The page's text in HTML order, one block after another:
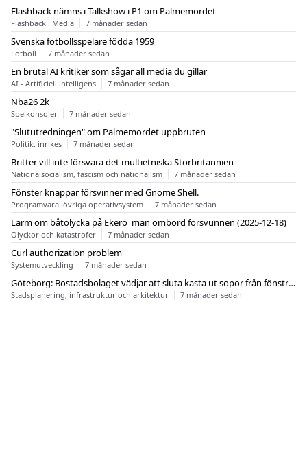
Flashback nämns i Talkshow i P1 om Palmemordet
Flashback i Media 7 månader sedan
Svenska fotbollsspelare födda 1959
Fotboll 7 månader sedan
En brutal AI kritiker som sågar all media du gillar
AI - Artificiell intelligens 7 månader sedan
Nba26 2k
Spelkonsoler 7 månader sedan
"Slututredningen" om Palmemordet uppbruten
Politik: inrikes 7 månader sedan
Britter vill inte försvara det multietniska Storbritannien
Nationalsocialism, fascism och nationalism 7 månader sedan
Fönster knappar försvinner med Gnome Shell.
Programvara: övriga operativsystem 7 månader sedan
Larm om båtolycka på Ekerö  man ombord försvunnen (2025-12-18)
Olyckor och katastrofer 7 månader sedan
Curl authorization problem
Systemutveckling 7 månader sedan
Göteborg: Bostadsbolaget vädjar att sluta kasta ut sopor från fönstren
Stadsplanering, infrastruktur och arkitektur 7 månader sedan